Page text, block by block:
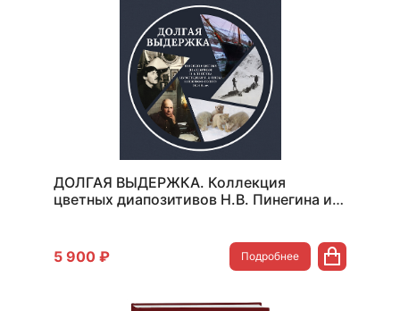
ДОЛГАЯ ВЫДЕРЖКА. Коллекция
цветных диапозитивов Н.В. Пинегина из
5 900 ₽
Подробнее